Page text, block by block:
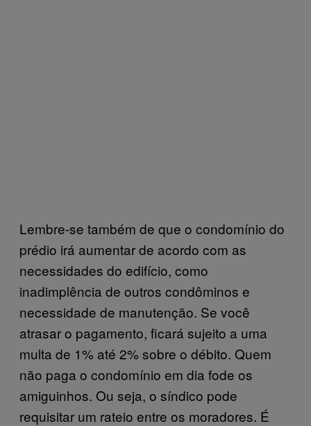
Lembre-se também de que o condomínio do
prédio irá aumentar de acordo com as
necessidades do edifício, como
inadimplência de outros condôminos e
necessidade de manutenção. Se você
atrasar o pagamento, ficará sujeito a uma
multa de 1% até 2% sobre o débito. Quem
não paga o condomínio em dia fode os
amiguinhos. Ou seja, o síndico pode
requisitar um rateio entre os moradores. É